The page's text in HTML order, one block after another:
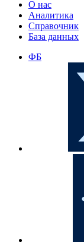
О нас
Аналитика
Справочник
База данных
ФБ